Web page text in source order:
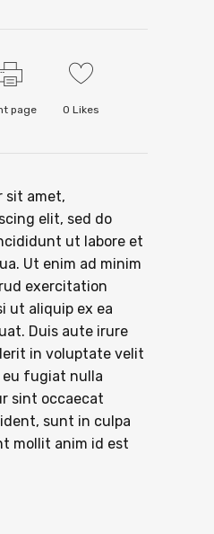
page 0 Likes
sit amet,
elit, sed do
ut labore et
Ut enim ad minim
exercitation
ut aliquip ex ea
Duis aute irure
in voluptate velit
eu fugiat nulla
sint occaecat
sunt in culpa
mollit anim id est